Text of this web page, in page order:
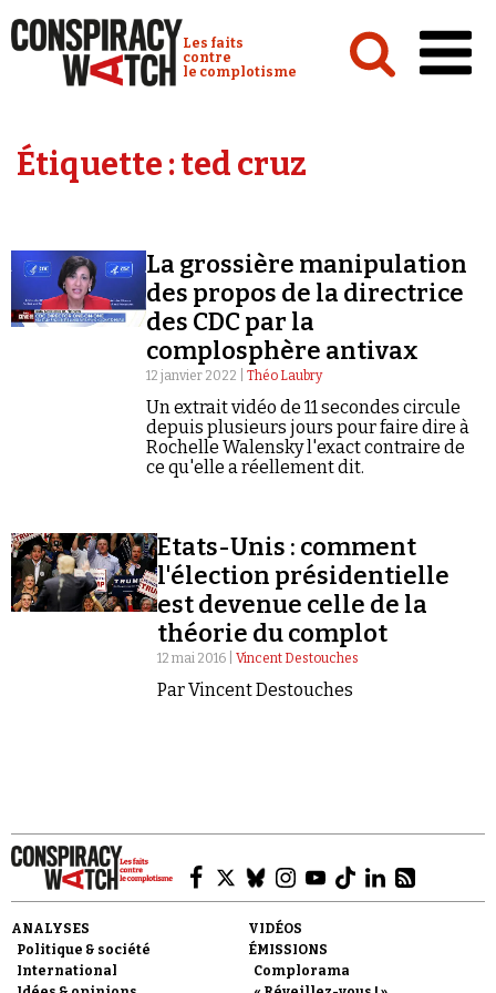
Conspiracy Watch :
Les faits
contre
le complotisme
Analyses
Vidéos
Émissions
Revues de presse
Newsletter
Faire un don
Étiquette :ted cruz
La grossière manipulation
des propos de la directrice
des CDC par la
complosphère antivax
12 janvier 2022 |Théo Laubry
Un extrait vidéo de 11 secondes circule
depuis plusieurs jours pour faire dire à
Rochelle Walensky l'exact contraire de
ce qu'elle a réellement dit.
Etats-Unis : comment
l'élection présidentielle
est devenue celle de la
théorie du complot
12 mai 2016 | Vincent Destouches
Par Vincent Destouches
ANALYSES
Politique & société
International
VIDÉOS
ÉMISSIONS
Complorama